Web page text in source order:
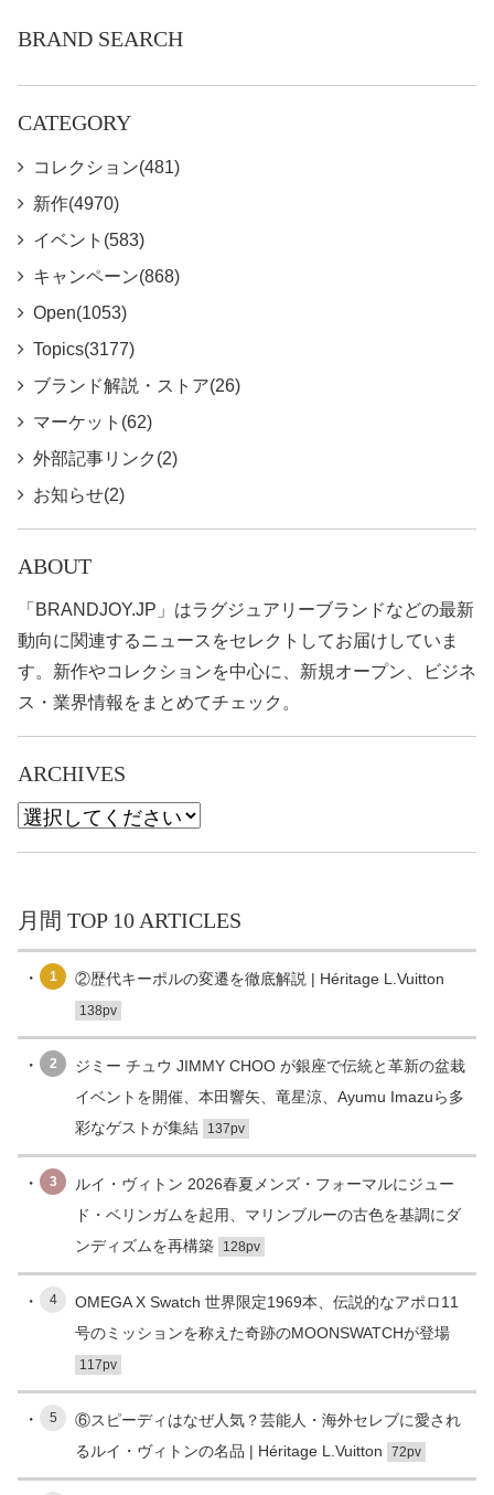
BRAND SEARCH
CATEGORY
コレクション(481)
新作(4970)
イベント(583)
キャンペーン(868)
Open(1053)
Topics(3177)
ブランド解説・ストア(26)
マーケット(62)
外部記事リンク(2)
お知らせ(2)
ABOUT
「BRANDJOY.JP」はラグジュアリーブランドなどの最新
動向に関連するニュースをセレクトしてお届けしていま
す。新作やコレクションを中心に、新規オープン、ビジネ
ス・業界情報をまとめてチェック。
ARCHIVES
月間 TOP 10 ARTICLES
1 ②歴代キーポルの変遷を徹底解説 | Héritage L.Vuitton
138pv
2
ジミー チュウ JIMMY CHOO が銀座で伝統と革新の盆栽
イベントを開催、本田響矢、竜星涼、Ayumu Imazuら多
彩なゲストが集結
137pv
3
ルイ・ヴィトン 2026春夏メンズ・フォーマルにジュー
ド・ベリンガムを起用、マリンブルーの古色を基調にダ
ンディズムを再構築
128pv
4
OMEGA X Swatch 世界限定1969本、伝説的なアポロ11
号のミッションを称えた奇跡のMOONSWATCHが登場
117pv
5
⑥スピーディはなぜ人気？芸能人・海外セレブに愛され
るルイ・ヴィトンの名品 | Héritage L.Vuitton
72pv